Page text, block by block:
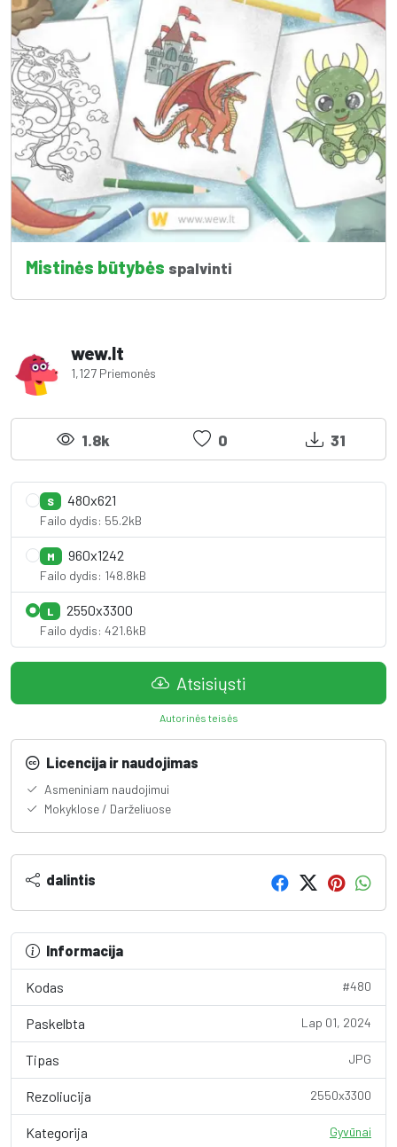
Mistinės būtybės spalvinti
wew.lt
1,127 Priemonės
1.8k 0 31
S 480x621
Failo dydis: 55.2kB
M 960x1242
Failo dydis: 148.8kB
L 2550x3300
Failo dydis: 421.6kB
Atsisiųsti
Autorinės teisės
Licencija ir naudojimas
Asmeniniam naudojimui
Mokyklose / Darželiuose
dalintis
Informacija
Kodas #480
Paskelbta Lap 01, 2024
Tipas JPG
Rezoliucija 2550x3300
Kategorija Gyvūnai